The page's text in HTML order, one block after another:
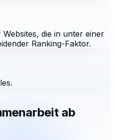
die in unter einer
Ranking-Faktor.
ab